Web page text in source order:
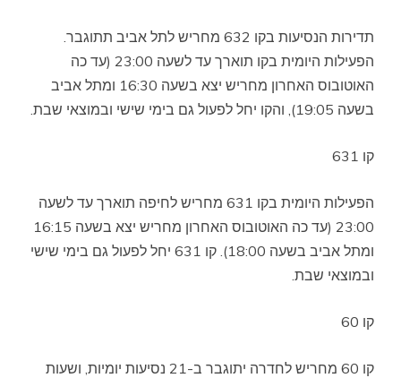
תדירות הנסיעות בקו 632 מחריש לתל אביב תתוגבר.
הפעילות היומית בקו תוארך עד לשעה 23:00 (עד כה
האוטובוס האחרון מחריש יצא בשעה 16:30 ומתל אביב
בשעה 19:05), והקו יחל לפעול גם בימי שישי ובמוצאי שבת.
קו 631
הפעילות היומית בקו 631 מחריש לחיפה תוארך עד לשעה
23:00 (עד כה האוטובוס האחרון מחריש יצא בשעה 16:15
ומתל אביב בשעה 18:00). קו 631 יחל לפעול גם בימי שישי
ובמוצאי שבת.
קו 60
קו 60 מחריש לחדרה יתוגבר ב-21 נסיעות יומיות, ושעות